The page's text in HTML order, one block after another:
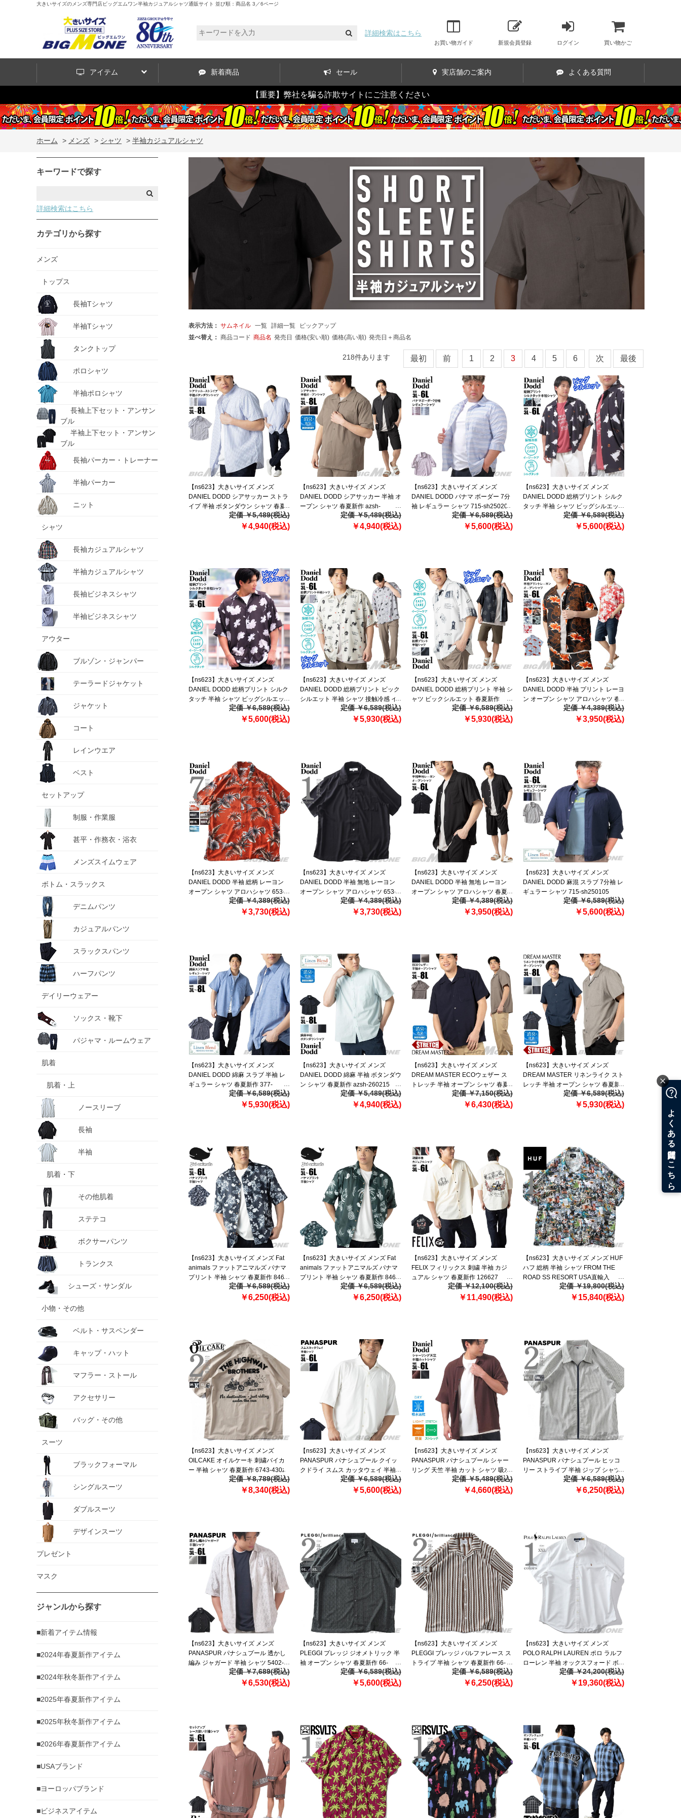
大きいサイズのメンズ専門店ビッグエムワン半袖カジュアルシャツ通販サイト 並び順：商品名 3／6ページ
詳細検索はこちら
お買い物ガイド 新規会員登録 ログイン 買い物かご
アイテム 新着商品 セール 実店舗のご案内 よくある質問
【重要】弊社を騙る詐欺サイトにご注意ください
ホーム > メンズ > シャツ > 半袖カジュアルシャツ
キーワードで探す
詳細検索はこちら
カテゴリから探す
メンズ
トップス
長袖Tシャツ
半袖Tシャツ
タンクトップ
ポロシャツ
半袖ポロシャツ
長袖上下セット・アンサン
ブル
半袖上下セット・アンサン
ブル
長袖パーカー・トレーナー
半袖パーカー
ニット
シャツ
長袖カジュアルシャツ
半袖カジュアルシャツ
長袖ビジネスシャツ
半袖ビジネスシャツ
アウター
ブルゾン・ジャンパー
テーラードジャケット
ジャケット
コート
レインウエア
ベスト
セットアップ
制服・作業服
甚平・作務衣・浴衣
メンズスイムウェア
ボトム・スラックス
デニムパンツ
カジュアルパンツ
スラックスパンツ
ハーフパンツ
デイリーウェアー
ソックス・靴下
パジャマ・ルームウェア
肌着
肌着・上
ノースリーブ
長袖
半袖
肌着・下
その他肌着
ステテコ
ボクサーパンツ
トランクス
シューズ・サンダル
小物・その他
ベルト・サスペンダー
キャップ・ハット
マフラー・ストール
アクセサリー
バッグ・その他
スーツ
ブラックフォーマル
シングルスーツ
ダブルスーツ
デザインスーツ
プレゼント
マスク
ジャンルから探す
■新着アイテム情報
■2024年春夏新作アイテム
■2024年秋冬新作アイテム
■2025年春夏新作アイテム
■2025年秋冬新作アイテム
■2026年春夏新作アイテム
■USAブランド
■ヨーロッパブランド
■ビジネスアイテム
表示方法： サムネイル 一覧 詳細一覧
ピックアップ
並べ替え： 商品コード 商品名 発売日 価格(安い順) 価格(高い順) 発売日＋商品名
218件あります 最初 前 1 2 3 4 5 6 次 最後
【ns623】大きいサイズ メンズ
DANIEL DODD シアサッカー ストラ
イプ 半袖 ボタンダウン シャツ 春夏
新作 377-sh260210 【fre】
定価 ￥5,489(税込)
￥4,940(税込)
【ns623】大きいサイズ メンズ
DANIEL DODD シアサッカー 半袖 オ
ープン シャツ 春夏新作 azsh-
260213 【fre】定価 ￥5,489(税込)
￥4,940(税込)
【ns623】大きいサイズ メンズ
DANIEL DODD パナマ ボーダー 7分
袖 レギュラー シャツ 715-sh250208
定価 ￥6,589(税込)
￥5,600(税込)
【ns623】大きいサイズ メンズ
DANIEL DODD 総柄プリント シルク
タッチ 半袖 シャツ ビッグシルエッ
ト 接触冷感 916-sh250220
定価 ￥6,589(税込)
￥5,600(税込)
【ns623】大きいサイズ メンズ
DANIEL DODD 総柄プリント シルク
タッチ 半袖 シャツ ビッグシルエッ
ト 接触冷感 916-sh250221
定価 ￥6,589(税込)
￥5,600(税込)
【ns623】大きいサイズ メンズ
DANIEL DODD 総柄プリント ビック
シルエット 半袖 シャツ 接触冷感 イ
ージーケア 春夏新作 916-sh260216
定価 ￥6,589(税込)
￥5,930(税込)
【ns623】大きいサイズ メンズ
DANIEL DODD 総柄プリント 半袖 シ
ャツ ビックシルエット 春夏新作
916-sh260217 【fre】定価 ￥6,589(税込)
￥5,930(税込)
【ns623】大きいサイズ メンズ
DANIEL DODD 半袖 プリント レーヨ
ン オープン シャツ アロハシャツ 春
夏新作 653-sh2602pt 【fre】
定価 ￥4,389(税込)
￥3,950(税込)
【ns623】大きいサイズ メンズ
DANIEL DODD 半袖 総柄 レーヨン
オープン シャツ アロハシャツ 653-
定価 ￥4,389(税込)
￥3,730(税込)
【ns623】大きいサイズ メンズ
DANIEL DODD 半袖 無地 レーヨン
オープン シャツ アロハシャツ 653-
定価 ￥4,389(税込)
￥3,730(税込)
【ns623】大きいサイズ メンズ
DANIEL DODD 半袖 無地 レーヨン
オープン シャツ アロハシャツ 春夏
新作 653-sh2602m 【fre】
定価 ￥4,389(税込)
￥3,950(税込)
【ns623】大きいサイズ メンズ
DANIEL DODD 麻混 スラブ 7分袖 レ
ギュラー シャツ 715-sh250105
定価 ￥6,589(税込)
￥5,600(税込)
【ns623】大きいサイズ メンズ
DANIEL DODD 綿麻 スラブ 半袖 レ
ギュラー シャツ 春夏新作 377-
sh260208 【fre】定価 ￥6,589(税込)
￥5,930(税込)
【ns623】大きいサイズ メンズ
DANIEL DODD 綿麻 半袖 ボタンダウ
ン シャツ 春夏新作 azsh-260215
定価 ￥5,489(税込)
￥4,940(税込)
【ns623】大きいサイズ メンズ
DREAM MASTER ECOウェザー ス
トレッチ 半袖 オープン シャツ 春夏
新作 dm-sh260203 【fre】
定価 ￥7,150(税込)
￥6,430(税込)
【ns623】大きいサイズ メンズ
DREAM MASTER リネンライク スト
レッチ 半袖 オープン シャツ 春夏新
作 dm-sh260204 【fre】定価 ￥6,589(税込)
￥5,930(税込)
【ns623】大きいサイズ メンズ Fat
animals ファットアニマルズ パナマ
プリント 半袖 シャツ 春夏新作 846-
定価 ￥6,589(税込)
￥6,250(税込)
【ns623】大きいサイズ メンズ Fat
animals ファットアニマルズ パナマ
プリント 半袖 シャツ 春夏新作 846-
定価 ￥6,589(税込)
￥6,250(税込)
【ns623】大きいサイズ メンズ
FELIX フィリックス 刺繍 半袖 カジ
ュアル シャツ 春夏新作 126627
定価 ￥12,100(税込)
￥11,490(税込)
【ns623】大きいサイズ メンズ HUF
ハフ 総柄 半袖 シャツ FROM THE
ROAD SS RESORT USA直輸入
定価 ￥19,800(税込)
￥15,840(税込)
【ns623】大きいサイズ メンズ
OILCAKE オイルケーキ 刺繍バイカ
ー 半袖 シャツ 春夏新作 6743-430z
定価 ￥8,789(税込)
￥8,340(税込)
【ns623】大きいサイズ メンズ
PANASPUR パナシュプール クイッ
クドライ スムス カッタウェイ 半袖
シャツ 春夏新作 6403-732z 【fre】
定価 ￥6,589(税込)
￥5,600(税込)
【ns623】大きいサイズ メンズ
PANASPUR パナシュプール シャー
リング 天竺 半袖 カット シャツ 吸水
速乾 軽量 ストレッチ 5402-609z
定価 ￥5,489(税込)
￥4,660(税込)
【ns623】大きいサイズ メンズ
PANASPUR パナシュプール ヒッコ
リー ストライプ 半袖 ジップ シャツ
春夏新作 6403-721z定価 ￥6,589(税込)
￥6,250(税込)
【ns623】大きいサイズ メンズ
PANASPUR パナシュプール 透かし
編み ジャガード 半袖 シャツ 5402-
630z 【t2501】定価 ￥7,689(税込)
￥6,530(税込)
【ns623】大きいサイズ メンズ
PLEGGI プレッジ ジオメトリック 半
袖 オープン シャツ 春夏新作 66-
定価 ￥6,589(税込)
￥5,600(税込)
【ns623】大きいサイズ メンズ
PLEGGI プレッジ バルファレース ス
トライプ 半袖 シャツ 春夏新作 66-
定価 ￥6,589(税込)
￥6,250(税込)
【ns623】大きいサイズ メンズ
POLO RALPH LAUREN ポロ ラルフ
ローレン 半袖 オックスフォード ボ
タンダウン シャツ USA直輸入
定価 ￥24,200(税込)
￥19,360(税込)